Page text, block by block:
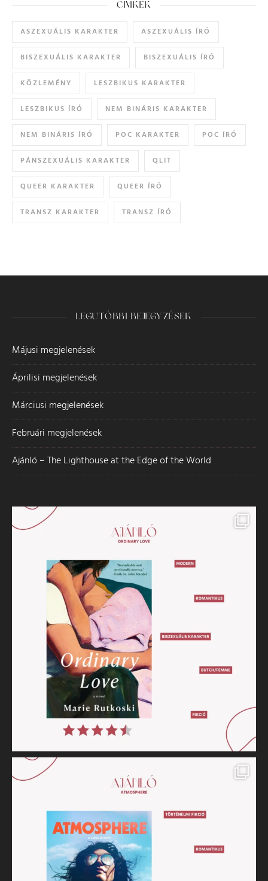
CÍMKÉK
ASZEXUÁLIS KARAKTER ASZEXUÁLIS ÍRÓ
BISZEXUÁLIS KARAKTER BISZEXUÁLIS ÍRÓ
KÖZLEMÉNY LESZBIKUS KARAKTER
LESZBIKUS ÍRÓ NEM BINÁRIS KARAKTER
NEM BINÁRIS ÍRÓ POC KARAKTER POC ÍRÓ
PÁNSZEXUÁLIS KARAKTER QLIT
QUEER KARAKTER QUEER ÍRÓ
TRANSZ KARAKTER TRANSZ ÍRÓ
LEGUTÓBBI BEJEGYZÉSEK
Májusi megjelenések
Áprilisi megjelenések
Márciusi megjelenések
Februári megjelenések
Ajánló – The Lighthouse at the Edge of the World